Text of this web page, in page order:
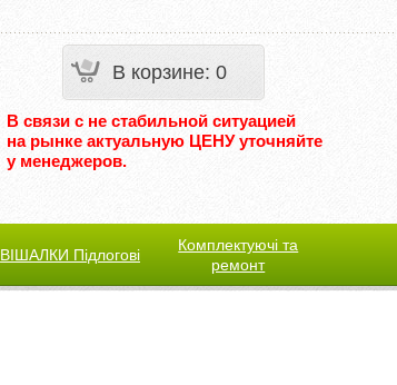
В корзине: 0
В связи с не стабильной ситуацией
на рынке актуальную ЦЕНУ уточняйте
у менеджеров.
ВІШАЛКИ Підлогові
Комплектуючі та
ремонт